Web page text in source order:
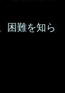
困難を知ら